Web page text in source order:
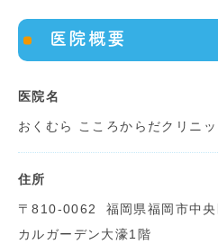
医院概要
医院名
おくむら こころからだクリニッ
住所
〒810-0062
福岡県福岡市中
カルガーデン大濠1階